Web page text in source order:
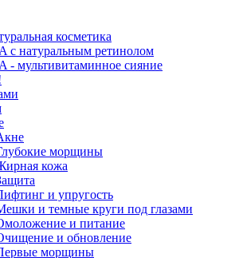
косметика
с натуральным ретинолом
- мультивитаминное сияние
морщины
кожа
и упругость
и темные круги под глазами
и питание
и обновление
морщины